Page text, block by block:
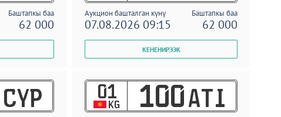
Баштапкы баа
62 000
Аукцион башталган күнү Баштапкы баа
07.08.2026 09:15 62 000
CYP 01
KG 100 ATI